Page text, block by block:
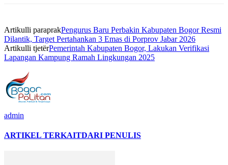
Artikulli paraprakPengurus Baru Perbakin Kabupaten Bogor Resmi
Dilantik, Target Pertahankan 3 Emas di Porprov Jabar 2026
Artikulli tjetërPemerintah Kabupaten Bogor, Lakukan Verifikasi
Lapangan Kampung Ramah Lingkungan 2025
admin
ARTIKEL TERKAITDARI PENULIS